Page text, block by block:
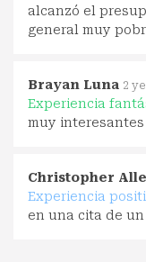
alcanzó el
general muy
Brayan Luna 2
Experiencia
muy
Christopher
Experiencia
en una cita de